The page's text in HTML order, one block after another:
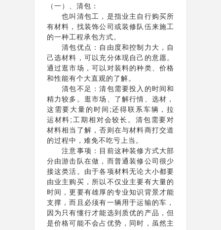
（一）、清包：
也叫清包工，是指业主自行购买所
有材料，找装饰公司或装修队伍来施工
的一种工程承包方式。
清包优点：自由度和控制力大，自
己选材料，可以充分体现自己的意愿。
通过逛市场，可以对装料的种类、价格
和性能有个大直观的了解。
清包不足：清包需要投入的时间和
精力较多。逛市场、了解行情、选材，
这需要大量的时间;还得联系车辆，拉
运材料;工期相对会较长。清包需要对
材料相当了解，否则在与材料商打交道
的过程中，难免不吃亏上当。
注意事项：目前这种装修方式大部
分由游击队在做，而普通装修公司很少
接这类活。由于各项材料无论大小都要
由业主购买，所以不仅业主要有大量的
时间，更要有雄厚的专业知识背景才能
支撑，而且必须有一辆用于运输的车，
因为只有懂行才能选到质优的产品，但
是价格可能不会占优势，同时，虽然主